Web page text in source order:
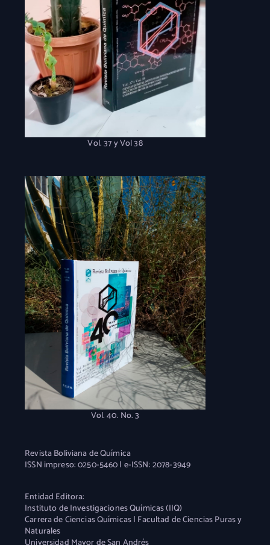
Vol. 37 y Vol 38
Vol. 40. No. 3
Revista Boliviana de Química
ISSN impreso: 0250-5460 | e-ISSN: 2078-3949
Entidad Editora:
Instituto de Investigaciones Químicas (IIQ)
Carrera de Ciencias Químicas | Facultad de Ciencias Puras y
Naturales